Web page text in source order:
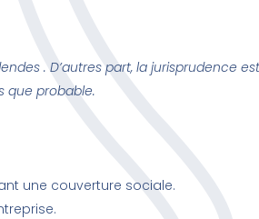
. D’autres part, la jurisprudence
que probable.
une couverture sociale.